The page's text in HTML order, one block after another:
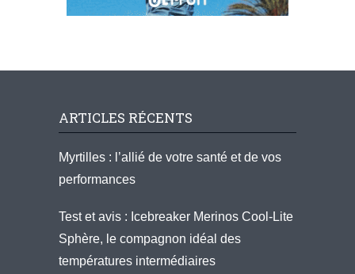
ARTICLES RÉCENTS
Myrtilles : l’allié de votre santé et de vos
performances
Test et avis : Icebreaker Merinos Cool-Lite
Sphère, le compagnon idéal des
températures intermédiaires